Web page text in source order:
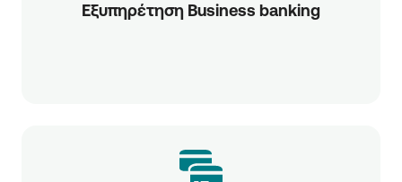
Εξυπηρέτηση Business banking